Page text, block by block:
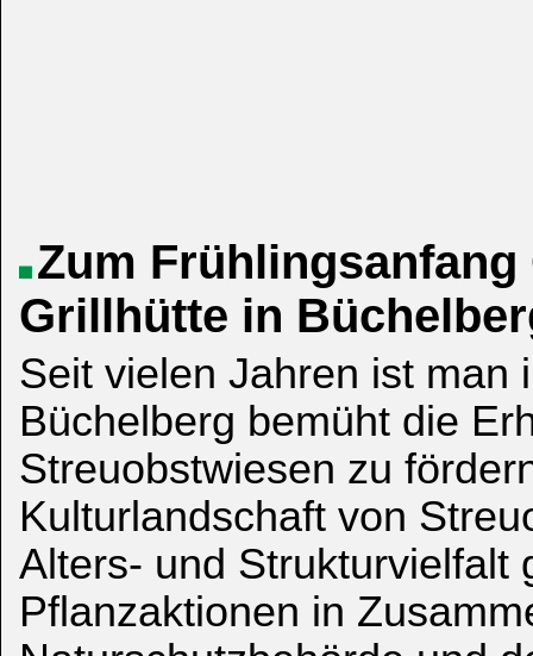
Zum
Grillhütte in
Seit vielen Jahren ist man
Büchelberg bemüht die
Streuobstwiesen zu
Kulturlandschaft von
Alters- und Strukturvielfalt
Pflanzaktionen in